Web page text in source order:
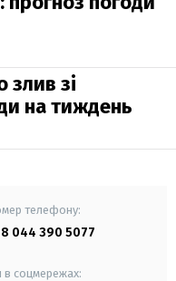
злив зі
на тиждень
телефону:
044 390 5077
в соцмережах: